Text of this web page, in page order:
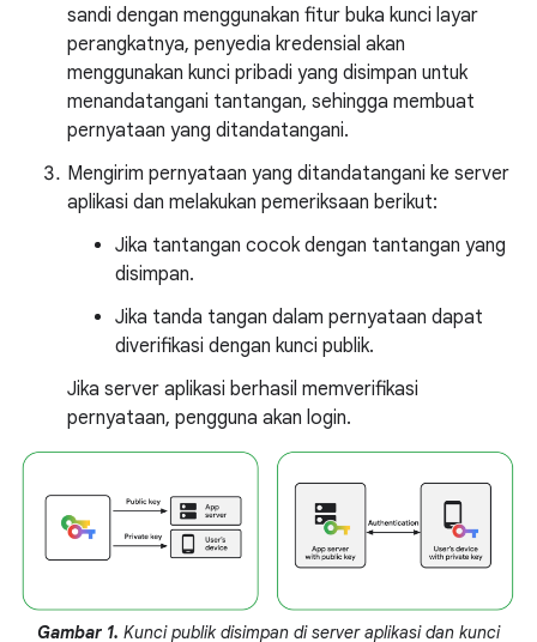
sandi dengan menggunakan fitur buka kunci layar
perangkatnya, penyedia kredensial akan
menggunakan kunci pribadi yang disimpan untuk
menandatangani tantangan, sehingga membuat
pernyataan yang ditandatangani.
Mengirim pernyataan yang ditandatangani ke server
aplikasi dan melakukan pemeriksaan berikut:
Jika tantangan cocok dengan tantangan yang
disimpan.
Jika tanda tangan dalam pernyataan dapat
diverifikasi dengan kunci publik.
Jika server aplikasi berhasil memverifikasi
pernyataan, pengguna akan login.
Gambar 1. Kunci publik disimpan di server aplikasi dan kunci